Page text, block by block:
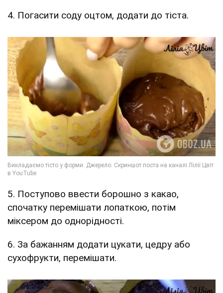
4. Погасити соду оцтом, додати до тіста.
5. Поступово ввести борошно з какао,
спочатку перемішати лопаткою, потім
міксером до однорідності.
6. За бажанням додати цукати, цедру або
сухофрукти, перемішати.